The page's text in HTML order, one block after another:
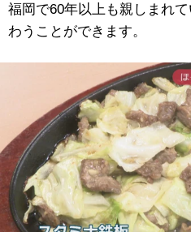
福岡で60年以上も親しまれ
わうことができます。